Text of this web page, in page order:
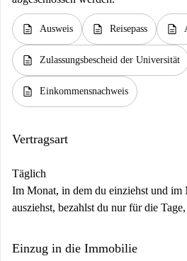
description Ausweis description Reisepass description
description Zulassungsbescheid der Universität
description Einkommensnachweis
Vertragsart
Täglich
Im Monat, in dem du einziehst und im
ausziehst, bezahlst du nur für die
Einzug in die Immobilie